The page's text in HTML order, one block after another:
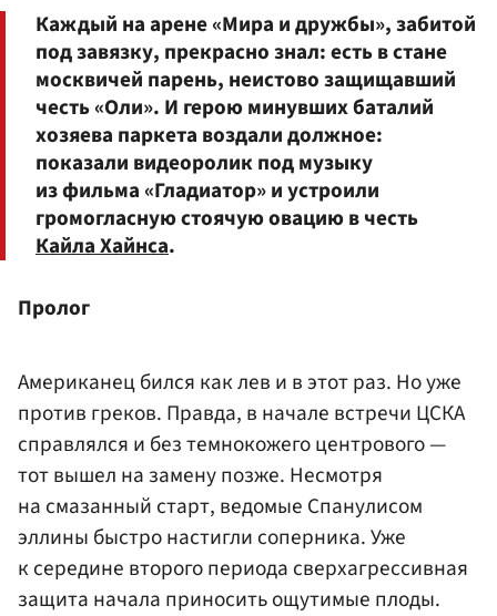
Каждый на арене «Мира и дружбы», забитой
под завязку, прекрасно знал: есть в стане
москвичей парень, неистово защищавший
честь «Оли». И герою минувших баталий
хозяева паркета воздали должное:
показали видеоролик под музыку
из фильма «Гладиатор» и устроили
громогласную стоячую овацию в честь
Кайла Хайнса.
Пролог
Американец бился как лев и в этот раз. Но уже
против греков. Правда, в начале встречи ЦСКА
справлялся и без темнокожего центрового —
тот вышел на замену позже. Несмотря
на смазанный старт, ведомые Спанулисом
эллины быстро настигли соперника. Уже
к середине второго периода сверхагрессивная
защита начала приносить ощутимые плоды.